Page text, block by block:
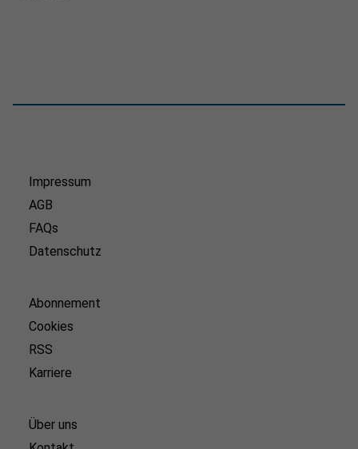
Impressum
AGB
FAQs
Datenschutz
Abonnement
Cookies
RSS
Karriere
Über uns